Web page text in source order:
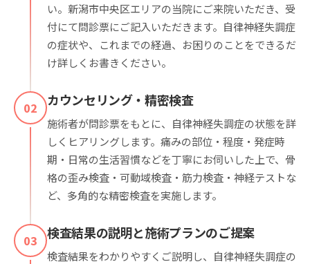
い。新潟市中央区エリアの当院にご来院いただき、受
付にて問診票にご記入いただきます。自律神経失調症
の症状や、これまでの経過、お困りのことをできるだ
け詳しくお書きください。
02 カウンセリング・精密検査
施術者が問診票をもとに、自律神経失調症の状態を詳
しくヒアリングします。痛みの部位・程度・発症時
期・日常の生活習慣などを丁寧にお伺いした上で、骨
格の歪み検査・可動域検査・筋力検査・神経テストな
ど、多角的な精密検査を実施します。
03 検査結果の説明と施術プランのご提案
検査結果をわかりやすくご説明し、自律神経失調症の